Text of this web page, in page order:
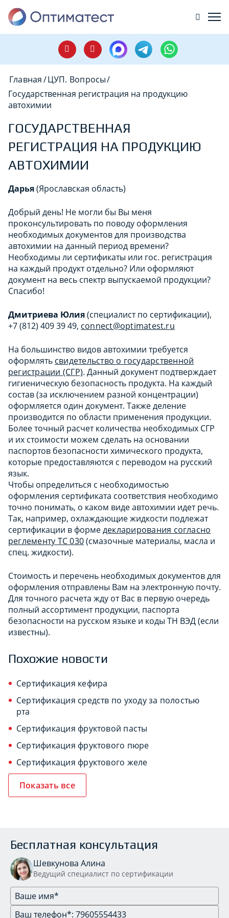
Главная/ЦУП. Вопросы/
Государственная регистрация на продукцию
автохимии
ГОСУДАРСТВЕННАЯ
РЕГИСТРАЦИЯ НА ПРОДУКЦИЮ
АВТОХИМИИ
Дарья(Ярославская область)
Добрый день! Не могли бы Вы меня
проконсультировать по поводу оформления
необходимых документов для производства
автохимии на данный период времени?
Необходимы ли сертификаты или гос. регистрация
на каждый продукт отдельно? Или оформляют
документ на весь спектр выпускаемой продукции?
Спасибо!
Дмитриева Юлия(специалист по сертификации),
+7 (812) 409 39 49, connect@optimatest.ru
На большинство видов автохимии требуется
оформлять свидетельство о государственной
регистрации (СГР). Данный документ подтверждает
гигиеническую безопасность продукта. На каждый
состав (за исключением разной концентрации)
оформляется один документ. Также деление
производится по области применения продукции.
Более точный расчет количества необходимых СГР
и их стоимости можем сделать на основании
паспортов безопасности химического продукта,
которые предоставляются с переводом на русский
язык.
Чтобы определиться с необходимостью
оформления сертификата соответствия необходимо
точно понимать, о каком виде автохимии идет речь.
Так, например, охлаждающие жидкости подлежат
сертификации в формедекларирования согласно
реглементу ТС 030(смазочные материалы, масла и
спец. жидкости).
Стоимость и перечень необходимых документов для
оформления отправлены Вам на электронную почту.
Для точного расчета жду от Вас в первую очередь
полный ассортимент продукции, паспорта
безопасности на русском языке и коды ТН ВЭД (если
известны).
Похожие новости
Сертификация кефира
Сертификация средств по уходу за полостью
рта
Сертификация фруктовой пасты
Сертификация фруктового пюре
Сертификация фруктового желе
Показать все
Бесплатная консультация
Шевкунова Алина
Ведущий специалист по сертификации